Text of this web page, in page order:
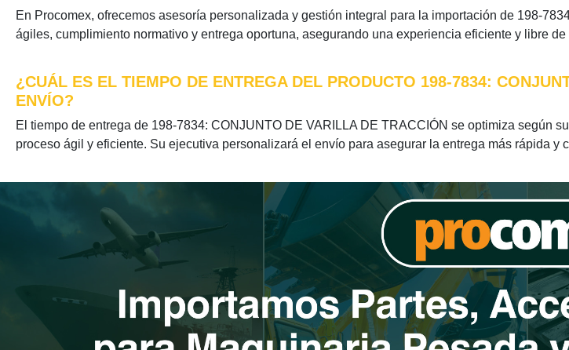
En Procomex, ofrecemos asesoría personalizada y gestión integral para la importación de 198-
ágiles, cumplimiento normativo y entrega oportuna, asegurando una experiencia eficiente y libre
¿CUÁL ES EL TIEMPO DE ENTREGA DEL PRODUCTO 198-7834:
ENVÍO?
El tiempo de entrega de 198-7834: CONJUNTO DE VARILLA DE TRACCIÓN se optimiza según
proceso ágil y eficiente. Su ejecutiva personalizará el envío para asegurar la entrega más rápida y